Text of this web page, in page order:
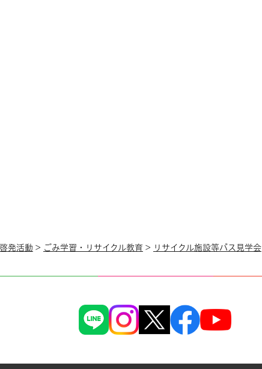
啓発活動 > ごみ学習・リサイクル教育 > リサイクル施設等バス見学会